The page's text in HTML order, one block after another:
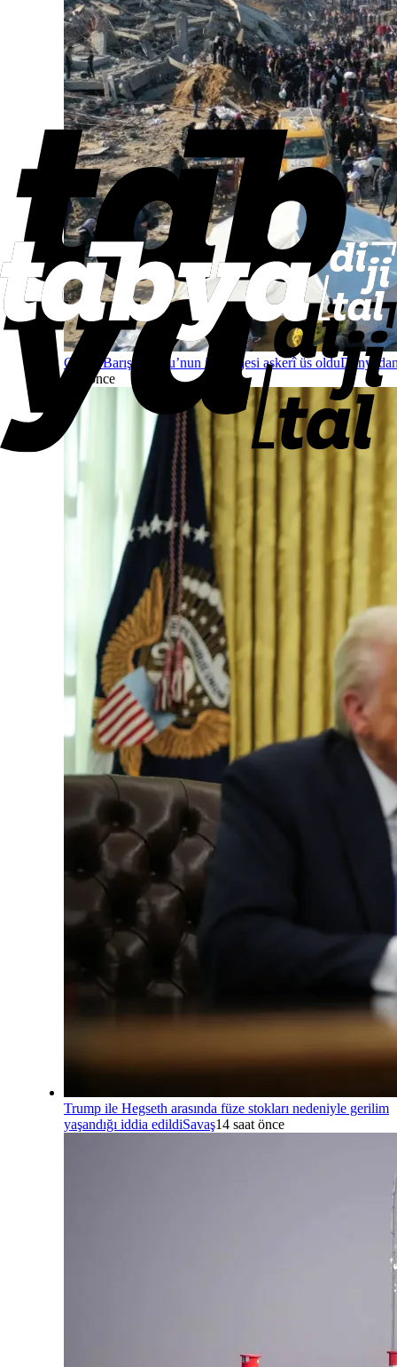
Gazze Barış Kurulu’nun ilk projesi askerî üs oldu
saat önce
Trump ile Hegseth arasında füze stokları nedeniyle gerilim
yaşandığı iddia edildiSavaş14 saat önce